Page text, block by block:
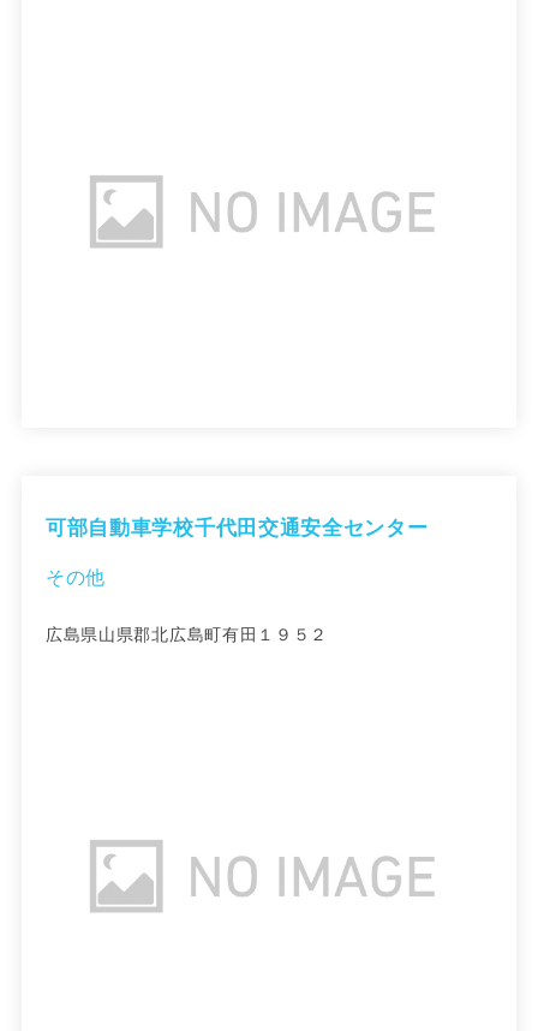
可部自動車学校千代田交通安全センター
その他
広島県山県郡北広島町有田１９５２